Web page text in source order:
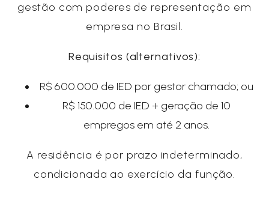
gestão com poderes de representação em
empresa no Brasil.
Requisitos (alternativos):
R$ 600.000 de IED por gestor chamado; ou
R$ 150.000 de IED + geração de 10
empregos em até 2 anos.
A residência é por prazo indeterminado,
condicionada ao exercício da função.